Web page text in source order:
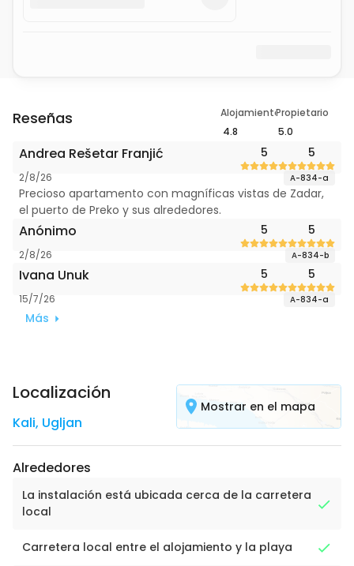
Reseñas
Alojamiento
4.8
Propietario
5.0
Andrea Rešetar Franjić 5 5
2/8/26 A-834-a
Precioso apartamento con magníficas vistas de Zadar,
el puerto de Preko y sus alrededores.
Anónimo 5 5
2/8/26 A-834-b
Ivana Unuk 5 5
15/7/26 A-834-a
Más
Localización
Kali, Ugljan
Mostrar en el mapa
Alrededores
La instalación está ubicada cerca de la carretera
local
Carretera local entre el alojamiento y la playa